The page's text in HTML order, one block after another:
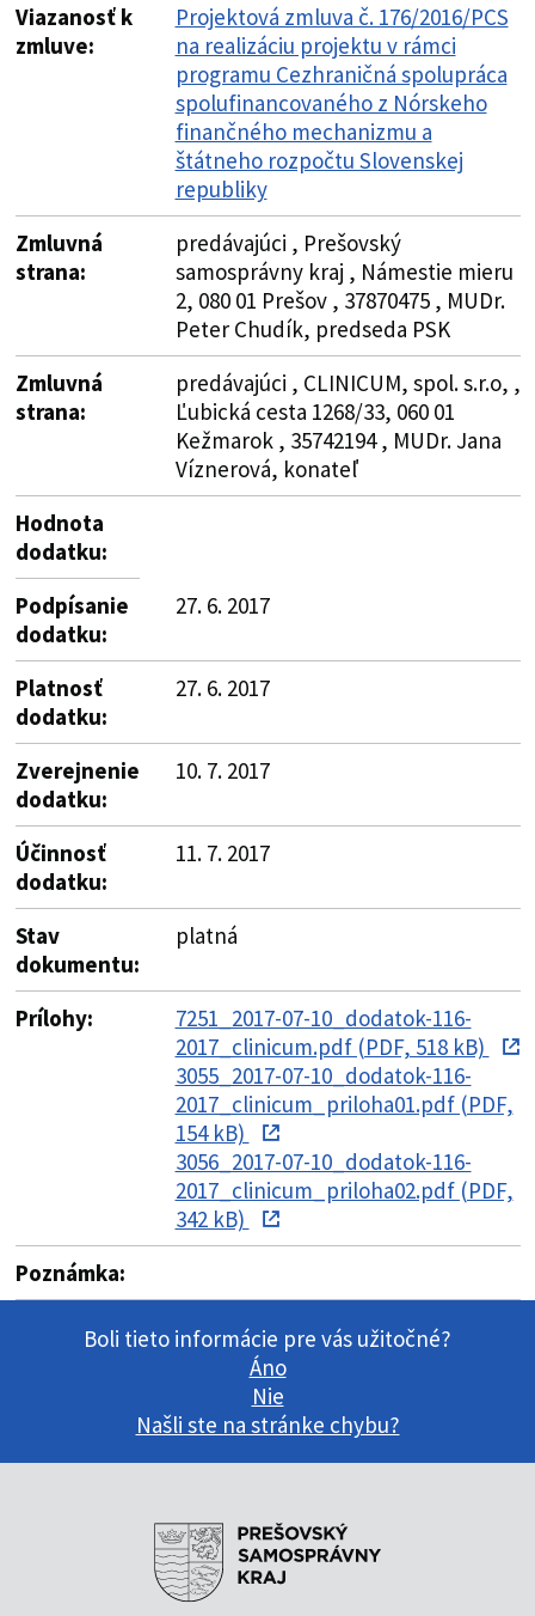
Viazanosť k
zmluve:
Projektová zmluva č. 176/2016/PCS
na realizáciu projektu v rámci
programu Cezhraničná spolupráca
spolufinancovaného z Nórskeho
finančného mechanizmu a
štátneho rozpočtu Slovenskej
republiky
Zmluvná
strana:
predávajúci , Prešovský
samosprávny kraj , Námestie mieru
2, 080 01 Prešov , 37870475 , MUDr.
Peter Chudík, predseda PSK
Zmluvná
strana:
predávajúci , CLINICUM, spol. s.r.o, ,
Ľubická cesta 1268/33, 060 01
Kežmarok , 35742194 , MUDr. Jana
Víznerová, konateľ
Hodnota
dodatku:
Podpísanie
dodatku:
27. 6. 2017
Platnosť
dodatku:
27. 6. 2017
Zverejnenie
dodatku:
10. 7. 2017
Účinnosť
dodatku:
11. 7. 2017
Stav
dokumentu:
platná
Prílohy:
7251_2017-07-10_dodatok-116-
2017_clinicum.pdf (PDF, 518 kB)
3055_2017-07-10_dodatok-116-
2017_clinicum_priloha01.pdf (PDF,
154 kB)
3056_2017-07-10_dodatok-116-
2017_clinicum_priloha02.pdf (PDF,
342 kB)
Poznámka:
Boli tieto informácie pre vás užitočné?
Áno
Nie
Našli ste na stránke chybu?